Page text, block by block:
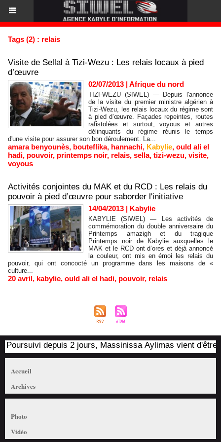
Tags (2) : relais
Visite de Sellal à Tizi-Wezu : Les relais locaux à pied
d’œuvre
02/07/2013 | Afrique du nord
TIZI-WEZU (SIWEL) — Depuis l'annonce
de la visite du premier ministre algérien à
Tizi-Wezu, les relais locaux du régime sont
à pied d’œuvre. Façades repeintes, routes
rafistolées et surtout, voyous et autres
délinquants du régime réunis le temps
d'une visite pour assurer son bon déroulement. La...
amara benyounès, bouteflika, hannachi, Kabylie, ould ali el
hadi, pouvoir, printemps noir, relais, sella, tizi-wezu, visite,
voyous
Activités conjointes du MAK et du RCD : Les relais du
pouvoir à pied d’œuvre pour saborder l'initiative
14/04/2013 | Kabylie
KABYLIE (SIWEL) — Les activités de
commémoration du double anniversaire du
Printemps amazigh et du tragique
Printemps noir de Kabylie auxquelles le
MAK et le RCD ont d’ores et déjà annoncé
la couleur, ont mis en émoi les relais du
pouvoir, qui ont concocté un programme dans les maisons de «
culture...
20 avril, kabylie, ould ali el hadi, pouvoir, relais
Poursuivi depuis 2 jours, Massinissa Aylimas vient d'être
Accueil
Archives
Photo
Vidéo